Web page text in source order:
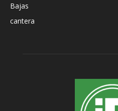
Bajas
cantera